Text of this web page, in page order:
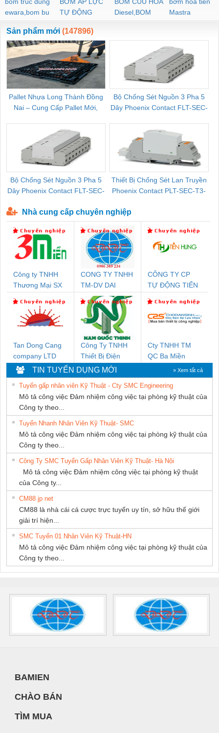
ewara,bom bu
ewara
TỰ ĐỘNG
Diesel,BOM
CHUA CHAY
Mastra
Sản phẩm mới (147896)
Pallet Nhựa Long Thành Đồng
Nai – Cung Cấp Pallet Mới,
Bộ Chống Sét Nguồn 3 Pha 5
Dây Phoenix Contact FLT-SEC-
Bộ Chống Sét Nguồn 3 Pha 5
Dây Phoenix Contact FLT-SEC-
Thiết Bị Chống Sét Lan Truyền
Phoenix Contact PLT-SEC-T3-
Nhà cung cấp chuyên nghiệp
Công ty TNHH
Thương Mại SX
CONG TY TNHH
TM-DV DAI
DONG THANH
CÔNG TY CP
TỰ ĐỘNG TIẾN
Tan Dong Cang
company LTD
Công Ty TNHH
Thiết Bị Điện
Nam Quốc Thịnh
Cty TNHH TM
QC Ba Miền
TIN TUYỂN DỤNG MỚI » Xem tất cả
Tuyển gấp nhân viên Kỹ Thuật - Cty SMC Engineering
Mô tả công việc Đảm nhiệm công việc tại phòng kỹ thuật của
Công ty theo...
Tuyển Nhanh Nhân Viên Kỹ Thuật- SMC
Mô tả công việc Đảm nhiệm công việc tại phòng kỹ thuật của
Công ty theo...
Công Ty SMC Tuyển Gấp Nhân Viên Kỹ Thuật- Hà Nội
Mô tả công việc Đảm nhiệm công việc tại phòng kỹ thuật
của Công ty...
CM88 jp net
CM88 là nhà cái cá cược trực tuyến uy tín, sở hữu thế giới
giải trí hiện...
SMC Tuyển 01 Nhân Viên Kỹ Thuật-HN
Mô tả công việc Đảm nhiệm công việc tại phòng kỹ thuật của
Công ty theo...
BAMIEN
CHÀO BÁN
TÌM MUA